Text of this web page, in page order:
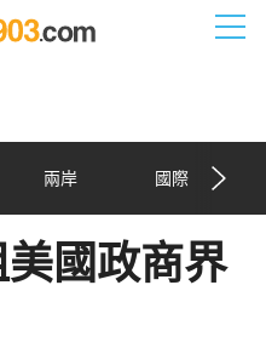
兩岸 國際
國政商界